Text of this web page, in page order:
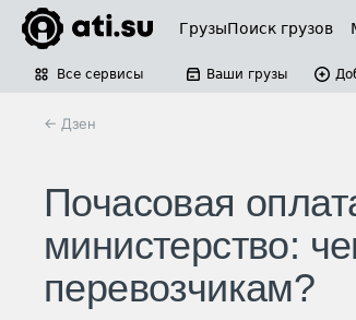
ГрузыПоиск грузов
Все сервисы Ваши грузы
← Дзен
Почасовая
министерство:
перевозчикам?